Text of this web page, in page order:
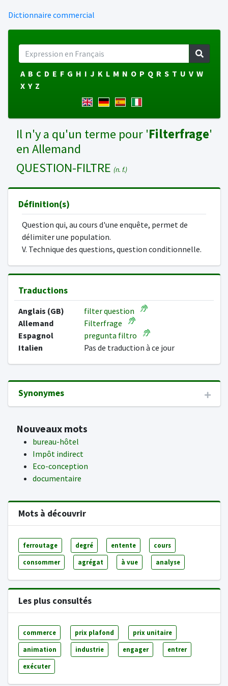
Dictionnaire commercial
A B C D E F G H I J K L M N O P Q R S T U V W
X Y Z
Il n'y a qu'un terme pour 'Filterfrage'
en Allemand
QUESTION-FILTRE (n. f.)
Définition(s)
Question qui, au cours d'une enquête, permet de
délimiter une population.
V. Technique des questions, question conditionnelle.
Traductions
Anglais (GB)
filter question
Allemand
Filterfrage
Espagnol
pregunta filtro
Italien
Pas de traduction à ce jour
Synonymes
Nouveaux mots
bureau-hôtel
Impôt indirect
Eco-conception
documentaire
Mots à découvrir
ferroutage degré entente cours
consommer agrégat à vue analyse
Les plus consultés
commerce prix plafond prix unitaire
animation industrie engager entrer
exécuter